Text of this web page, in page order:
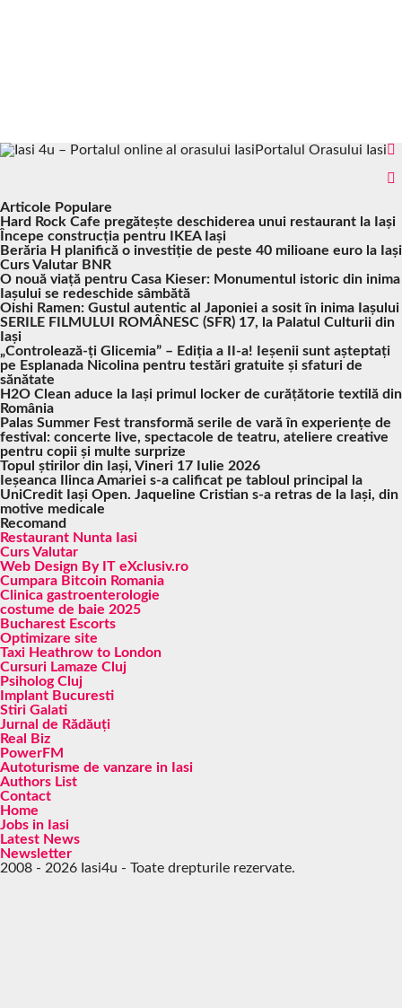
Portalul Orasului Iasi
Articole Populare
Hard Rock Cafe pregătește deschiderea unui restaurant la Iași
Începe construcția pentru IKEA Iași
Berăria H planifică o investiție de peste 40 milioane euro la Iași
Curs Valutar BNR
O nouă viață pentru Casa Kieser: Monumentul istoric din inima
Iașului se redeschide sâmbătă
Oishi Ramen: Gustul autentic al Japoniei a sosit în inima Iașului
SERILE FILMULUI ROMÂNESC (SFR) 17, la Palatul Culturii din
Iași
„Controlează-ți Glicemia” – Ediția a II-a! Ieșenii sunt așteptați
pe Esplanada Nicolina pentru testări gratuite și sfaturi de
sănătate
H2O Clean aduce la Iași primul locker de curățătorie textilă din
România
Palas Summer Fest transformă serile de vară în experiențe de
festival: concerte live, spectacole de teatru, ateliere creative
pentru copii și multe surprize
Topul știrilor din Iași, Vineri 17 Iulie 2026
Ieșeanca Ilinca Amariei s-a calificat pe tabloul principal la
UniCredit Iași Open. Jaqueline Cristian s-a retras de la Iași, din
motive medicale
Recomand
Restaurant Nunta Iasi
Curs Valutar
Web Design By IT eXclusiv.ro
Cumpara Bitcoin Romania
Clinica gastroenterologie
costume de baie 2025
Bucharest Escorts
Optimizare site
Taxi Heathrow to London
Cursuri Lamaze Cluj
Psiholog Cluj
Implant Bucuresti
Stiri Galati
Jurnal de Rădăuți
Real Biz
PowerFM
Autoturisme de vanzare in Iasi
Authors List
Contact
Home
Jobs in Iasi
Latest News
Newsletter
2008 - 2026 Iasi4u - Toate drepturile rezervate.